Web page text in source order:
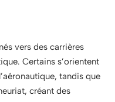
vers des carrières
Certains s’orientent
tandis que
créant des